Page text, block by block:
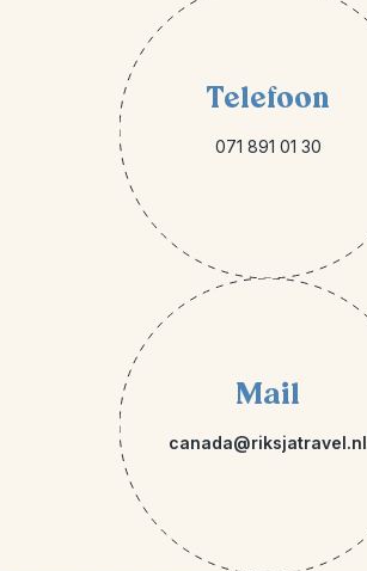
Telefoon
071 891 01 30
Mail
canada@riksjatravel.nl